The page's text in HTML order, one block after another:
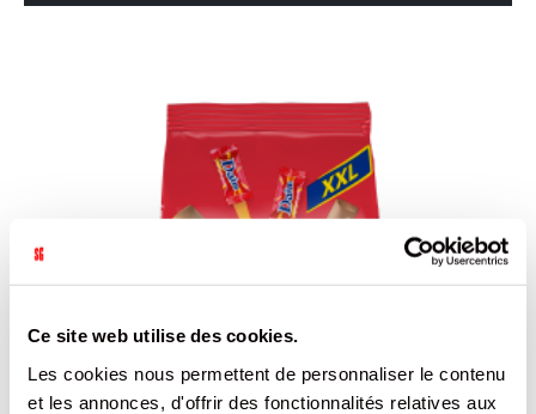
Ce site web utilise des cookies.
Les cookies nous permettent de personnaliser le contenu
et les annonces, d'offrir des fonctionnalités relatives aux